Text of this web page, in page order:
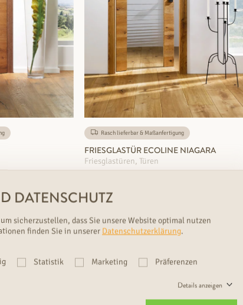
Rasch lieferbar & Maßanfertigung
FRIESGLASTÜR ECOLINE NIAGARA
Friesglastüren, Türen
ZUM PRODUKT
DATENSCHUTZ
sicherzustellen, dass Sie unsere Website optimal nutzen
finden Sie in unserer Datenschutzerklärung.
Statistik Marketing Präferenzen
Details anzeigen